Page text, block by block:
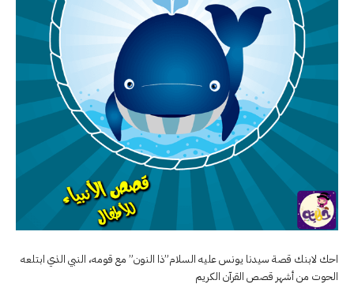
احك لابنك قصة سيدنا يونس عليه السلام”ذا النون” مع قومه، النبي الذي ابتلعه
الحوت من أشهر قصص القرآن الكريم